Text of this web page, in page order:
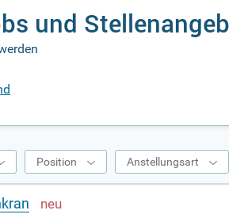
und
Position Anstellungsart